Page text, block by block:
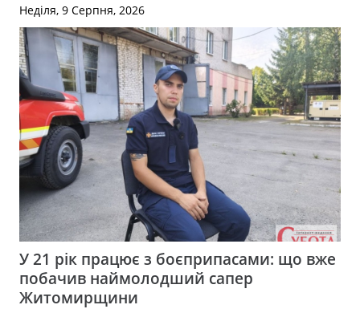
Неділя, 9 Серпня, 2026
У 21 рік працює з боєприпасами: що вже
побачив наймолодший сапер
Житомирщини